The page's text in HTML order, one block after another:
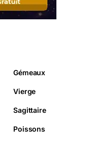
Gémeaux
Vierge
Sagittaire
Poissons